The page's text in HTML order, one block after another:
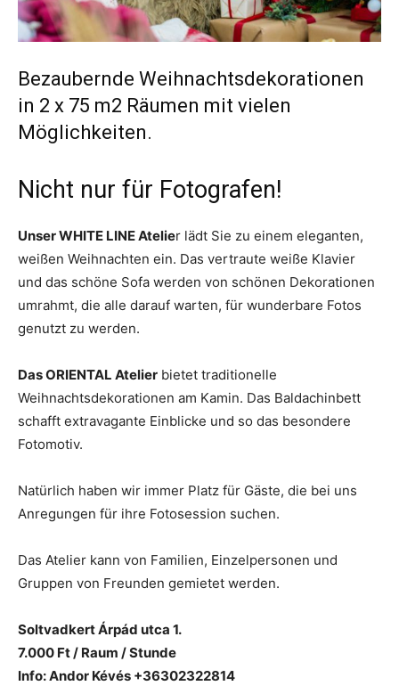
Bezaubernde Weihnachtsdekorationen
in 2 x 75 m2 Räumen mit vielen
Möglichkeiten.
Nicht nur für Fotografen!
Unser WHITE LINE Atelier lädt Sie zu einem eleganten,
weißen Weihnachten ein. Das vertraute weiße Klavier
und das schöne Sofa werden von schönen Dekorationen
umrahmt, die alle darauf warten, für wunderbare Fotos
genutzt zu werden.
Das ORIENTAL Atelier bietet traditionelle
Weihnachtsdekorationen am Kamin. Das Baldachinbett
schafft extravagante Einblicke und so das besondere
Fotomotiv.
Natürlich haben wir immer Platz für Gäste, die bei uns
Anregungen für ihre Fotosession suchen.
Das Atelier kann von Familien, Einzelpersonen und
Gruppen von Freunden gemietet werden.
Soltvadkert Árpád utca 1.
7.000 Ft / Raum / Stunde
Info: Andor Kévés +36302322814